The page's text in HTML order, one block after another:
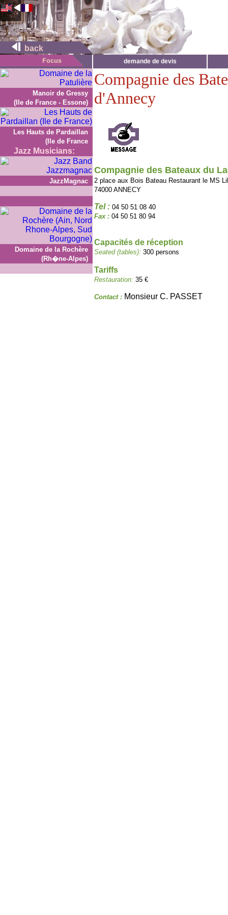
back
demande de devis
Manoir de Gressy
(Ile de France - Essone)
Les Hauts de Pardaillan
(Ile de France
Jazz Musicians:
JazzMagnac
Domaine de la Rochère
(Rh�ne-Alpes)
Compagnie des
d'Annecy
Compagnie des Bateaux du
2 place aux Bois Bateau Restaurant le MS
74000 ANNECY
Tel : 04 50 51 08 40
Fax : 04 50 51 80 94
Capacités de réception
Seated (tables): 300 persons
Tariffs
Restauration: 35 €
Contact : Monsieur C. PASSET